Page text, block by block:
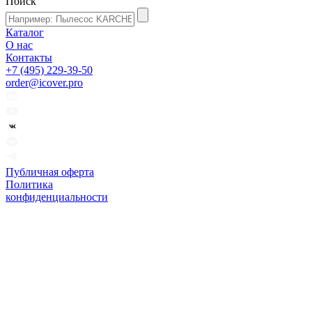
Каталог
О нас
Контакты
+7 (495) 229-39-50
order@icover.pro
Публичная оферта
Политика
конфиденциальности